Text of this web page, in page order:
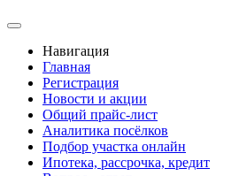
Навигация
Главная
Регистрация
Новости и акции
Общий прайс-лист
Аналитика посёлков
Подбор участка онлайн
Ипотека, рассрочка, кредит